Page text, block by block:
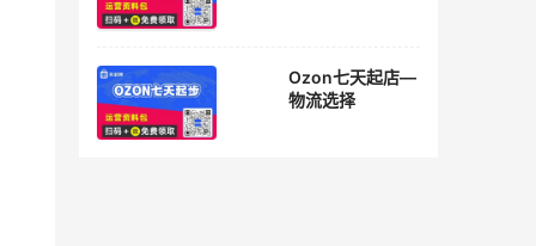
Ozon七天起店—
物流选择